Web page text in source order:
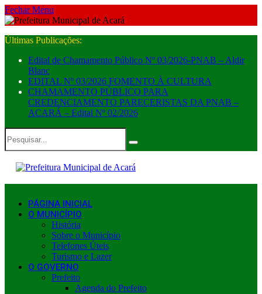
Fechar Menu
Últimas Publicações:
Edital de Chamamento Público Nº 03/2026-PNAB – Aldir
Blanc
EDITAL Nº 03/2026 FOMENTO À CULTURA
CHAMAMENTO PÚBLICO PARA
CREDENCIAMENTO PARECERISTAS DA PNAB –
ACARÁ – Edital Nº 02/2026
PÁGINA INICIAL
O MUNICÍPIO
História
Sobre o Município
Telefones Úteis
Turismo e Lazer
O GOVERNO
Prefeito
Agenda do Prefeito